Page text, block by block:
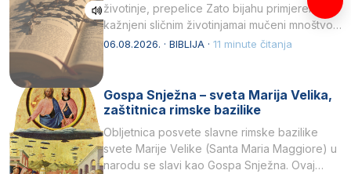
životinje, prepelice Zato bijahu primjereno
kažnjeni sličnim životinjamai mučeni mnoštvom
kukaca.2 A narod…
06.08.2026. · BIBLIJA · 11 minute čitanja
Gospa Snježna – sveta Marija Velika,
zaštitnica rimske bazilike
Obljetnica posvete slavne rimske bazilike
svete Marije Velike (Santa Maria Maggiore) u
narodu se slavi kao Gospa Snježna. Ovaj